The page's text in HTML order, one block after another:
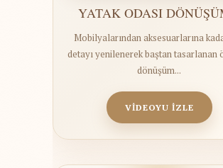
YATAK ODASI
Mobilyalarından aksesuarlarına
detayı yenilenerek baştan tasarlanan
dönüşüm...
VİDEOYU İZLE